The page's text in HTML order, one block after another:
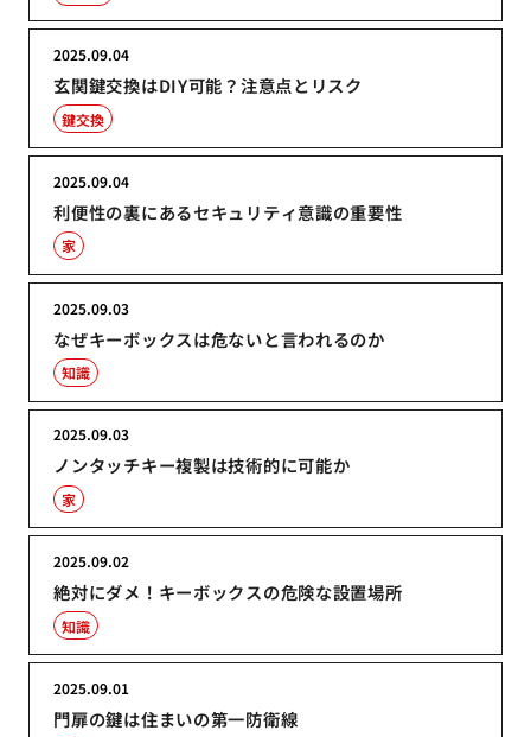
玄関鍵交換はDIY可能？注意点とリスク
2025.09.04
鍵交換
利便性の裏にあるセキュリティ意識の重要性
2025.09.04
家
なぜキーボックスは危ないと言われるのか
2025.09.03
知識
ノンタッチキー複製は技術的に可能か
2025.09.03
家
絶対にダメ！キーボックスの危険な設置場所
2025.09.02
知識
門扉の鍵は住まいの第一防衛線
2025.09.01